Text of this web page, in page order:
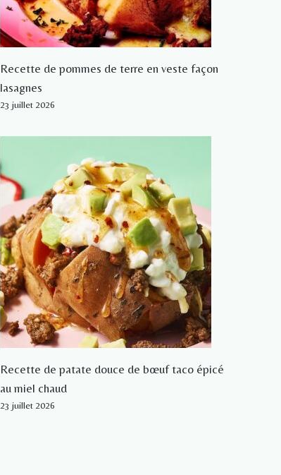
Recette de pommes de terre en veste façon
lasagnes
23 juillet 2026
Recette de patate douce de bœuf taco épicé
au miel chaud
23 juillet 2026